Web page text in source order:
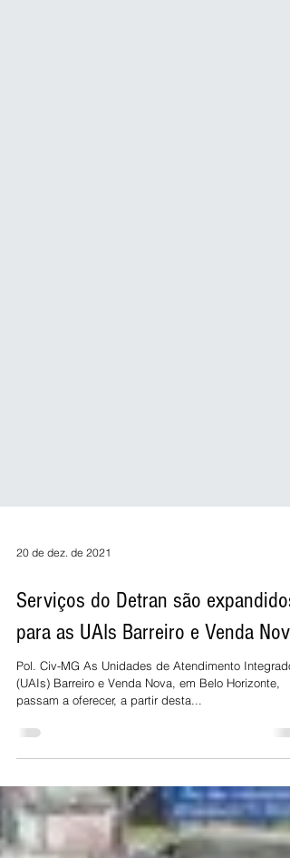
20 de dez. de 2021
Serviços do Detran são expandidos
para as UAIs Barreiro e Venda Nova
Pol. Civ-MG As Unidades de Atendimento Integrado
passam a oferecer, a partir desta...